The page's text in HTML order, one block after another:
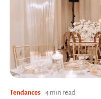
Tendances 4 min read